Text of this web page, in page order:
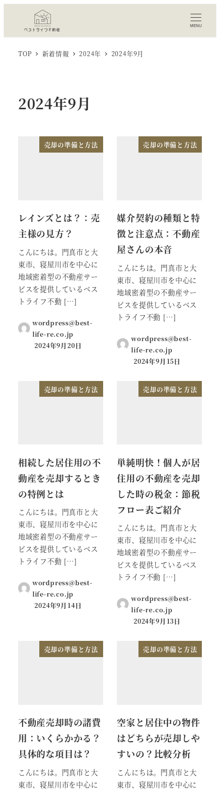
MENU
TOP 新着情報 2024年 2024年9月
2024年9月
売却の準備と方法
レインズとは？：売
主様の見方？
こんにちは。門真市と大
東市、寝屋川市を中心に
地域密着型の不動産サー
ビスを提供しているベス
トライフ不動 […]
wordpress@best-
life-re.co.jp
2024年9月20日
売却の準備と方法
媒介契約の種類と特
徴と注意点：不動産
屋さんの本音
こんにちは。門真市と大
東市、寝屋川市を中心に
地域密着型の不動産サー
ビスを提供しているベス
トライフ不動 […]
wordpress@best-
life-re.co.jp
2024年9月15日
売却の準備と方法
相続した居住用の不
動産を売却するとき
の特例とは
こんにちは。門真市と大
東市、寝屋川市を中心に
地域密着型の不動産サー
ビスを提供しているベス
トライフ不動 […]
wordpress@best-
life-re.co.jp
2024年9月14日
売却の準備と方法
単純明快！個人が居
住用の不動産を売却
した時の税金：節税
フロー表ご紹介
こんにちは。門真市と大
東市、寝屋川市を中心に
地域密着型の不動産サー
ビスを提供しているベス
トライフ不動 […]
wordpress@best-
life-re.co.jp
2024年9月13日
売却の準備と方法
不動産売却時の諸費
用：いくらかかる？
具体的な項目は？
こんにちは。門真市と大
東市、寝屋川市を中心に
売却の準備と方法
空家と居住中の物件
はどちらが売却しや
すいの？比較分析
こんにちは。門真市と大
東市、寝屋川市を中心に